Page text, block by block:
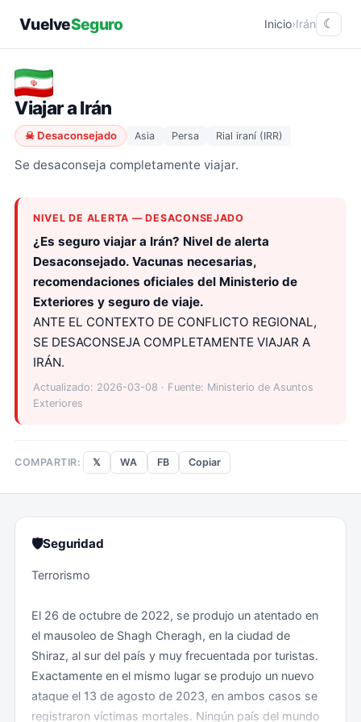
VuelveSeguro Inicio›Irán ☾
Viajar a Irán
☠ Desaconsejado Asia Persa Rial iraní (IRR)
Se desaconseja completamente viajar.
NIVEL DE ALERTA — DESACONSEJADO
¿Es seguro viajar a Irán? Nivel de alerta
Desaconsejado. Vacunas necesarias,
recomendaciones oficiales del Ministerio de
Exteriores y seguro de viaje.
ANTE EL CONTEXTO DE CONFLICTO REGIONAL,
SE DESACONSEJA COMPLETAMENTE VIAJAR A
IRÁN.
Actualizado: 2026-03-08 · Fuente: Ministerio de Asuntos
Exteriores
COMPARTIR: 𝕏 WA FB Copiar
🛡Seguridad
Terrorismo
El 26 de octubre de 2022, se produjo un atentado en
el mausoleo de Shagh Cheragh, en la ciudad de
Shiraz, al sur del país y muy frecuentada por turistas.
Exactamente en el mismo lugar se produjo un nuevo
ataque el 13 de agosto de 2023, en ambos casos se
registraron víctimas mortales. Ningún país del mundo